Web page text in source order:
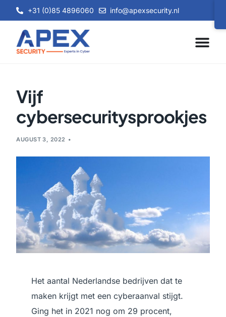
+31 (0)85 4896060 info@apexsecurity.nl
Vijf
cybersecuritysprookjes
AUGUST 3, 2022
Het aantal Nederlandse bedrijven dat te
maken krijgt met een cyberaanval stijgt.
Ging het in 2021 nog om 29 procent,